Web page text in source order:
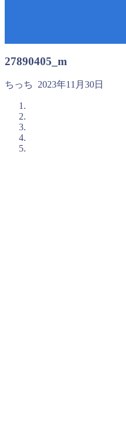
27890405_m
ちっち 2023年11月30日